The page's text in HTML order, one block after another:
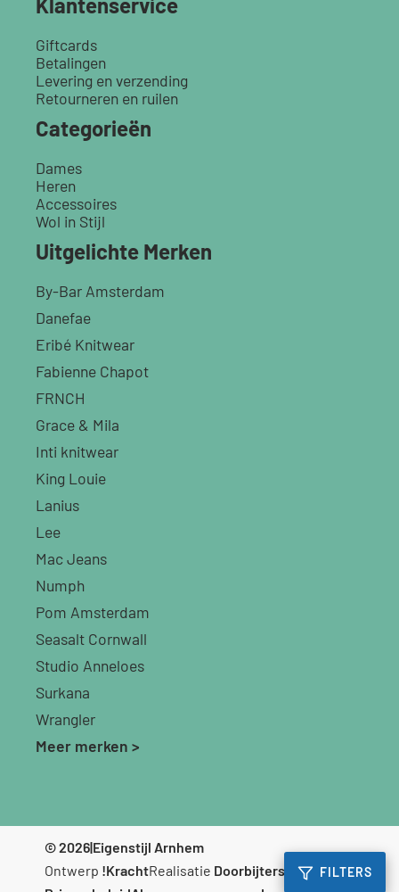
FILTERS
Giftcards
Betalingen
Levering en verzending
Retourneren en ruilen
Categorieën
Dames
Heren
Accessoires
Wol in Stijl
Uitgelichte Merken
By-Bar Amsterdam
Danefae
Eribé Knitwear
Fabienne Chapot
FRNCH
Grace & Mila
Inti knitwear
King Louie
Lanius
Lee
Mac Jeans
Numph
Pom Amsterdam
Seasalt Cornwall
Studio Anneloes
Surkana
Wrangler
Meer merken >
© 2026|Eigenstijl Arnhem
Ontwerp !KrachtRealisatie Doorbijters